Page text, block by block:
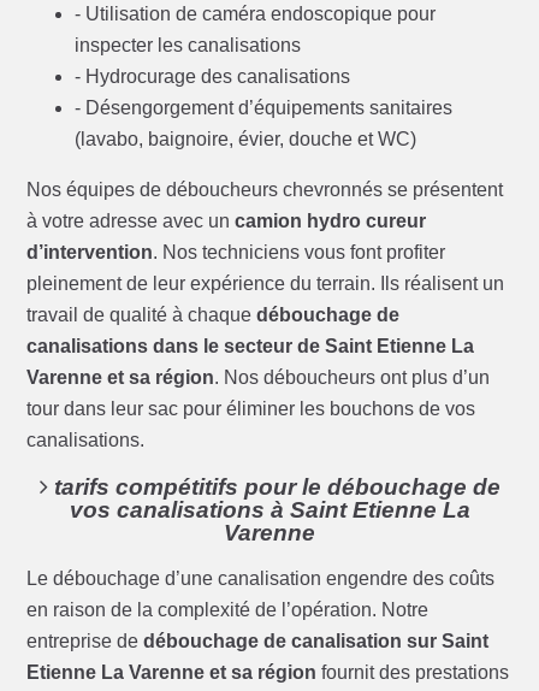
- Utilisation de caméra endoscopique pour
inspecter les canalisations
- Hydrocurage des canalisations
- Désengorgement d’équipements sanitaires
(lavabo, baignoire, évier, douche et WC)
Nos équipes de déboucheurs chevronnés se présentent
à votre adresse avec uncamion hydro cureur
d’intervention. Nos techniciens vous font profiter
pleinement de leur expérience du terrain. Ils réalisent un
travail de qualité à chaquedébouchage de
canalisations dans le secteur de Saint Etienne La
Varenne et sa région. Nos déboucheurs ont plus d’un
tour dans leur sac pour éliminer les bouchons de vos
canalisations.
tarifs compétitifs pour le débouchage de
vos canalisations à Saint Etienne La
Varenne
Le débouchage d’une canalisation engendre des coûts
en raison de la complexité de l’opération. Notre
entreprise dedébouchage de canalisation sur Saint
Etienne La Varenne et sa région fournit des prestations